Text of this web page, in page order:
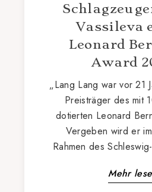
Vassileva
Leonard
Award
„Lang Lang war vor 21
Preisträger des mit
dotierten Leonard
Vergeben wird er
Rahmen des
Mehr